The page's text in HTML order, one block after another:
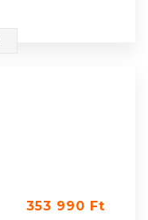
353 990 Ft